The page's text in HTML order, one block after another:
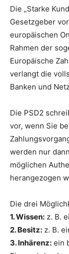
Die „Starke
Gesetzgeber
europäischen
Rahmen der
Europäische
verlangt die
Banken und
Die PSD2
vor, wenn Sie
werden nur
möglichen
herangezogen
Die drei
1. Wissen: z. B.
2. Besitz: z. B.
3. Inhärenz: ein